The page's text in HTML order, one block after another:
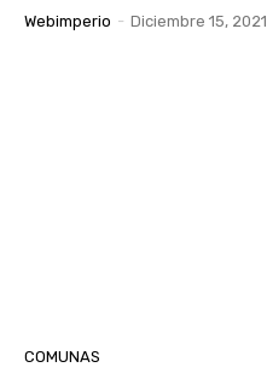
Webimperio - Diciembre 15, 2021
COMUNAS